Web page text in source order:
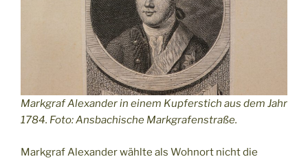
Markgraf Alexander in einem Kupferstich aus dem Jahr
1784. Foto: Ansbachische Markgrafenstraße.
Markgraf Alexander wählte als Wohnort nicht die